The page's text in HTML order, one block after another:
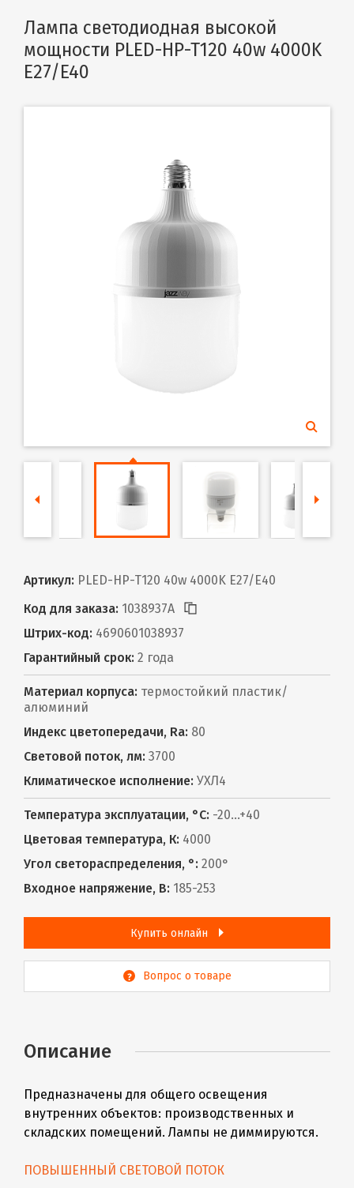
Лампа светодиодная высокой
мощности PLED-HP-T120 40w 4000K
E27/E40
Артикул: PLED-HP-T120 40w 4000K E27/E40
Код для заказа: 1038937A
Штрих-код: 4690601038937
Гарантийный срок: 2 года
Материал корпуса: термостойкий пластик/
алюминий
Индекс цветопередачи, Ra: 80
Световой поток, лм: 3700
Климатическое исполнение: УХЛ4
Температура эксплуатации, °С: -20...+40
Цветовая температура, К: 4000
Угол светораспределения, °: 200°
Входное напряжение, В: 185-253
Купить онлайн
Вопрос о товаре
Описание
Предназначены для общего освещения
внутренних объектов: производственных и
складских помещений. Лампы не диммируются.
ПОВЫШЕННЫЙ СВЕТОВОЙ ПОТОК